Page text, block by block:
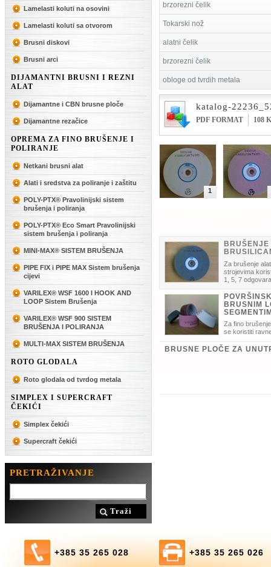
Lamelasti koluti na osovini
Lamelasti koluti sa otvorom
Brusni diskovi
Brusni arci
DIJAMANTNI BRUSNI I REZNI
ALAT
Dijamantne i CBN brusne ploče
Dijamantne rezačice
OPREMA ZA FINO BRUŠENJE I
POLIRANJE
Netkani brusni alat
Alati i sredstva za poliranje i zaštitu
POLY-PTX® Pravolinijski sistem
brušenja i poliranja
POLY-PTX® Eco Smart Pravolinijski
sistem brušenja i poliranja
MINI-MAX® SISTEM BRUŠENJA
PIPE FIX i PIPE MAX Sistem brušenja
cijevi
VARILEX® WSF 1600 I HOOK AND
LOOP Sistem Brušenja
VARILEX® WSF 900 SISTEM
BRUŠENJA I POLIRANJA
MULTI-MAX SISTEM BRUŠENJA
ROTO GLODALA
Roto glodala od tvrdog metala
SIMPLEX I SUPERCRAFT
ČEKIĆI
Simplex čekići
Supercraft čekići
PRETRAŽIVANJE
Traži
brzorezni čelik
Tokarski nož
alatni čelik
brzorezni čelik
obloge od tvrdih metala
katalog-
PDF FORMAT 108
1
Za brušenje
strojevima
1, 5, 7
BRUSNIM
Za fino
se koristiti
BRUSNE PLOČE ZA
+385 35 265 028 +385 35 265 026